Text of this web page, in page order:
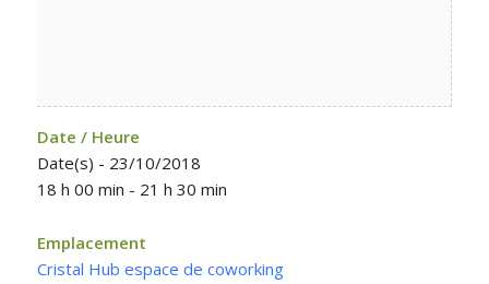
Date / Heure
Date(s) - 23/10/2018
18 h 00 min - 21 h 30 min
Emplacement
Cristal Hub espace de coworking